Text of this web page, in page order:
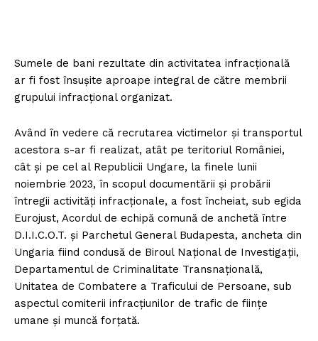
Sumele de bani rezultate din activitatea infracțională
ar fi fost însușite aproape integral de către membrii
grupului infracțional organizat.
Având în vedere că recrutarea victimelor și transportul
acestora s-ar fi realizat, atât pe teritoriul României,
cât și pe cel al Republicii Ungare, la finele lunii
noiembrie 2023, în scopul documentării și probării
întregii activități infracționale, a fost încheiat, sub egida
Eurojust, Acordul de echipă comună de anchetă între
D.I.I.C.O.T. și Parchetul General Budapesta, ancheta din
Ungaria fiind condusă de Biroul Național de Investigații,
Departamentul de Criminalitate Transnațională,
Unitatea de Combatere a Traficului de Persoane, sub
aspectul comiterii infracțiunilor de trafic de ființe
umane și muncă forțată.